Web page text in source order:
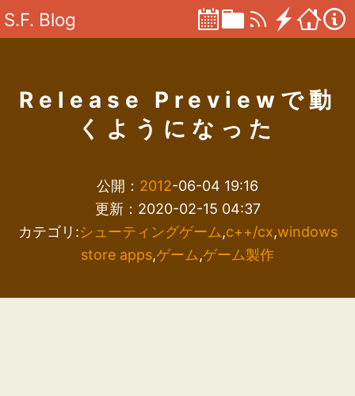
S.F. Blog
Release Previewで動
くようになった
公開： 2012-06-04 19:16
更新：2020-02-15 04:37
カテゴリ:シューティングゲーム,c++/cx,windows
store apps,ゲーム,ゲーム製作